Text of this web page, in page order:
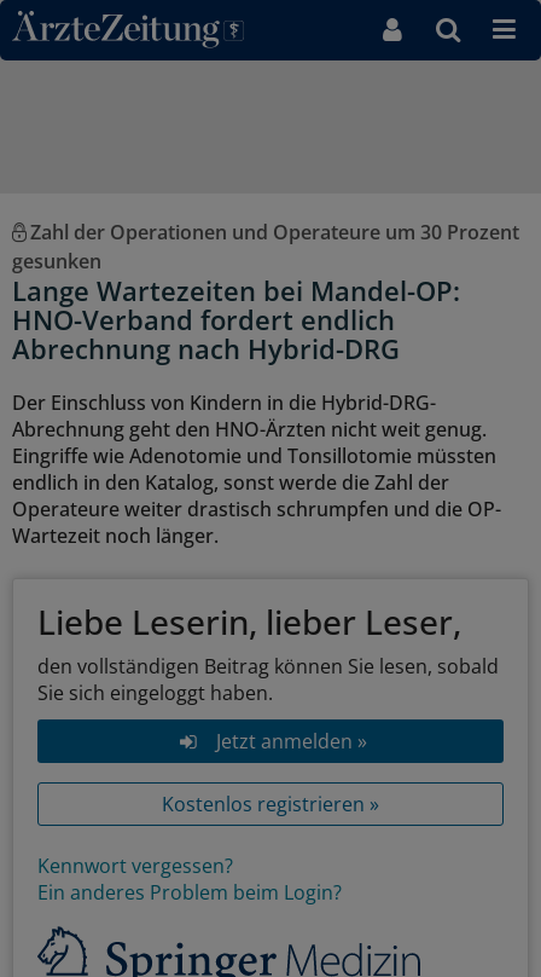
Direkt zum Inhaltsbereich
Zahl der Operationen und Operateure um 30 Prozent
gesunken
Lange Wartezeiten bei Mandel-OP:
HNO-Verband fordert endlich
Abrechnung nach Hybrid-DRG
Der Einschluss von Kindern in die Hybrid-DRG-
Abrechnung geht den HNO-Ärzten nicht weit genug.
Eingriffe wie Adenotomie und Tonsillotomie müssten
endlich in den Katalog, sonst werde die Zahl der
Operateure weiter drastisch schrumpfen und die OP-
Wartezeit noch länger.
Liebe Leserin, lieber Leser,
den vollständigen Beitrag können Sie lesen, sobald
Sie sich eingeloggt haben.
Jetzt anmelden »
Kostenlos registrieren »
Kennwort vergessen?
Ein anderes Problem beim Login?